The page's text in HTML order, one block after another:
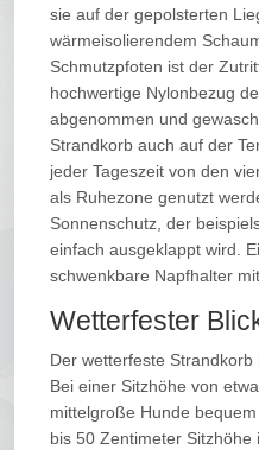
sie auf der gepolsterten
wärmeisolierendem
Schmutzpfoten ist der
hochwertige Nylonbezug
abgenommen und
Strandkorb auch auf der
jeder Tageszeit von den
als Ruhezone genutzt
Sonnenschutz, der
einfach ausgeklappt wird.
schwenkbare Napfhalter
Wetterfester
Der wetterfeste Strandkorb
Bei einer Sitzhöhe von
mittelgroße Hunde
bis 50 Zentimeter